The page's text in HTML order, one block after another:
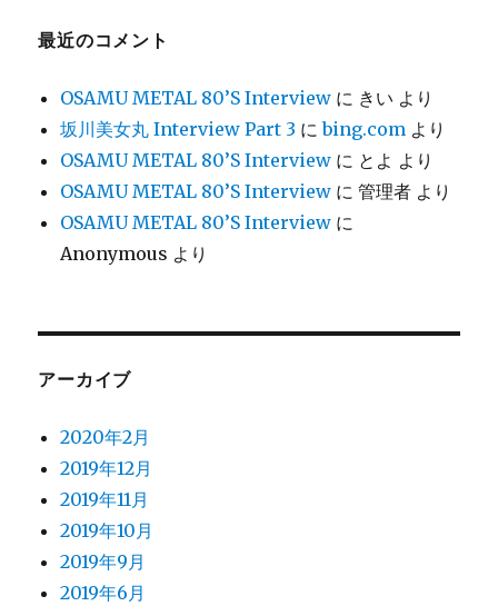
最近のコメント
OSAMU METAL 80’S Interview に きい より
坂川美女丸 Interview Part 3 にbing.com より
OSAMU METAL 80’S Interview に とよ より
OSAMU METAL 80’S Interview に管理者 より
OSAMU METAL 80’S Interview に
Anonymous より
アーカイブ
2020年2月
2019年12月
2019年11月
2019年10月
2019年9月
2019年6月